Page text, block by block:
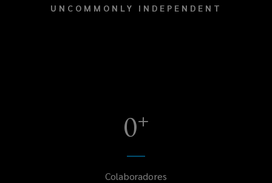
UNCOMMONLY INDEPENDENT
0+
Colaboradores